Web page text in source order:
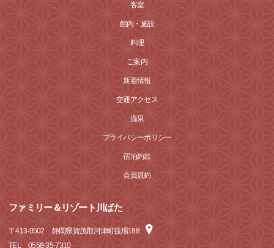
客室
館内・施設
料理
ご案内
新着情報
交通アクセス
温泉
プライバシーポリシー
宿泊約款
会員規約
ファミリー＆リゾート川ばた
〒413-0502
静岡県賀茂郡河津町筏場188
TEL
0558-35-7310